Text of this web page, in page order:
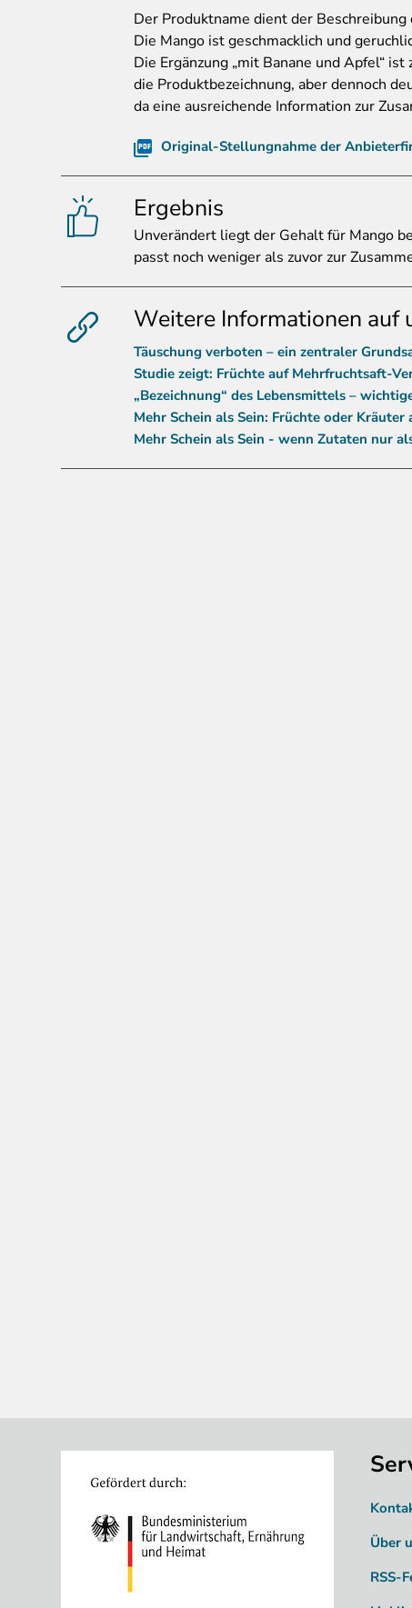
Der Produktname dient der Beschreibung
Die Mango ist geschmacklich und
Die Ergänzung „mit Banane und Apfel“
die Produktbezeichnung, aber dennoch
da eine ausreichende Information zur
Original-Stellungnahme der
Ergebnis
Unverändert liegt der Gehalt für Mango
passt noch weniger als zuvor zur
Weitere Informationen auf
Täuschung verboten – ein zentraler
Studie zeigt: Früchte auf Mehrfruchtsaft-
„Bezeichnung“ des Lebensmittels –
Mehr Schein als Sein: Früchte oder
Mehr Schein als Sein - wenn Zutaten nur
Über
RSS-